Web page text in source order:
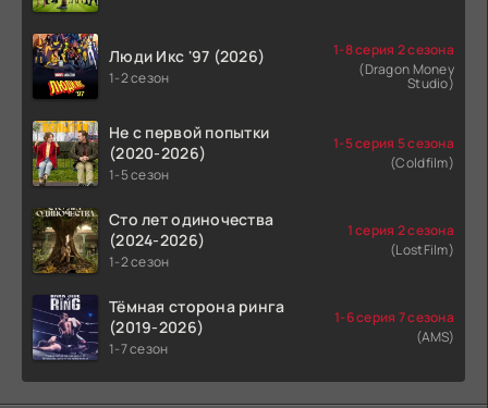
Люди Икс '97 (2026)
1-2 сезон
1-8 серия 2 сезона
(Dragon Money
Studio)
Не с первой попытки
(2020-2026)
1-5 сезон
1-5 серия 5 сезона
(Coldfilm)
Сто лет одиночества
(2024-2026)
1-2 сезон
1 серия 2 сезона
(LostFilm)
Тёмная сторона ринга
(2019-2026)
1-7 сезон
1-6 серия 7 сезона
(AMS)